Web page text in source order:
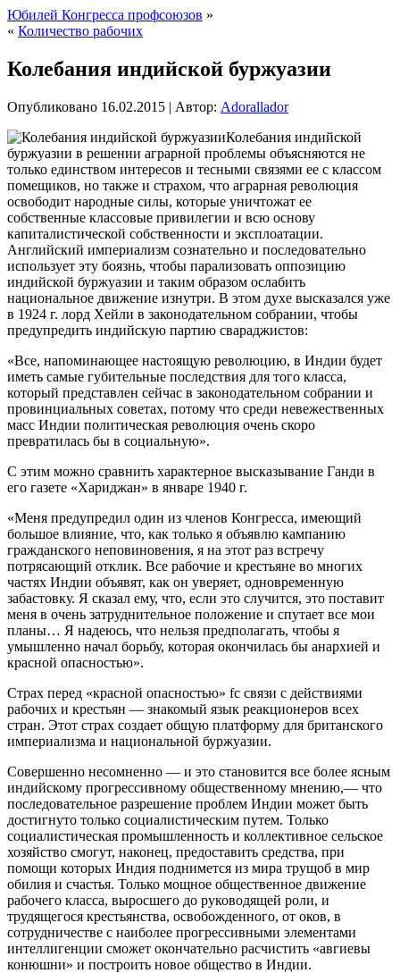
Юбилей Конгресса профсоюзов »
« Количество рабочих
Колебания индийской буржуазии
Опубликовано 16.02.2015 | Автор: Adorallador
Колебания индийской
буржуазии в решении аграрной проблемы объясняются не
только единством интересов и тесными связями ее с классом
помещиков, но также и страхом, что аграрная революция
освободит народные силы, которые уничтожат ее
собственные классовые привилегии и всю основу
капиталистической собственности и эксплоатации.
Английский империализм сознательно и последовательно
использует эту боязнь, чтобы парализовать оппозицию
индийской буржуазии и таким образом ослабить
национальное движение изнутри. В этом духе высказался уже
в 1924 г. лорд Хейли в законодательном собрании, чтобы
предупредить индийскую партию свараджистов:
«Все, напоминающее настоящую революцию, в Индии будет
иметь самые губительные последствия для того класса,
который представлен сейчас в законодательном собрании и
провинциальных советах, потому что среди невежественных
масс Индии политическая революция очень скоро
превратилась бы в социальную».
С этим можно сравнить характерное высказывание Ганди в
его газете «Хариджан» в январе 1940 г.
«Меня предупредил один из членов Конгресса, имеющий
большое влияние, что, как только я объявлю кампанию
гражданского неповиновения, я на этот раз встречу
потрясающий отклик. Все рабочие и крестьяне во многих
частях Индии объявят, как он уверяет, одновременную
забастовку. Я сказал ему, что, если это случится, это поставит
меня в очень затруднительное положение и спутает все мои
планы… Я надеюсь, что нельзя предполагать, чтобы я
умышленно начал борьбу, которая окончилась бы анархией и
красной опасностью».
Страх перед «красной опасностью» fc связи с действиями
рабочих и крестьян — знакомый язык реакционеров всех
стран. Этот страх создает общую платформу для британского
империализма и национальной буржуазии.
Совершенно несомненно — и это становится все более ясным
индийскому прогрессивному общественному мнению,— что
последовательное разрешение проблем Индии может быть
достигнуто только социалистическим путем. Только
социалистическая промышленность и коллективное сельское
хозяйство смогут, наконец, предоставить средства, при
помощи которых Индия поднимется из мира трущоб в мир
обилия и счастья. Только мощное общественное движение
рабочего класса, выросшего до руководящей роли, и
трудящегося крестьянства, освобожденного, от оков, в
сотрудничестве с наиболее прогрессивными элементами
интеллигенции сможет окончательно расчистить «авгиевы
конюшни» и построить новое общество в Индии.